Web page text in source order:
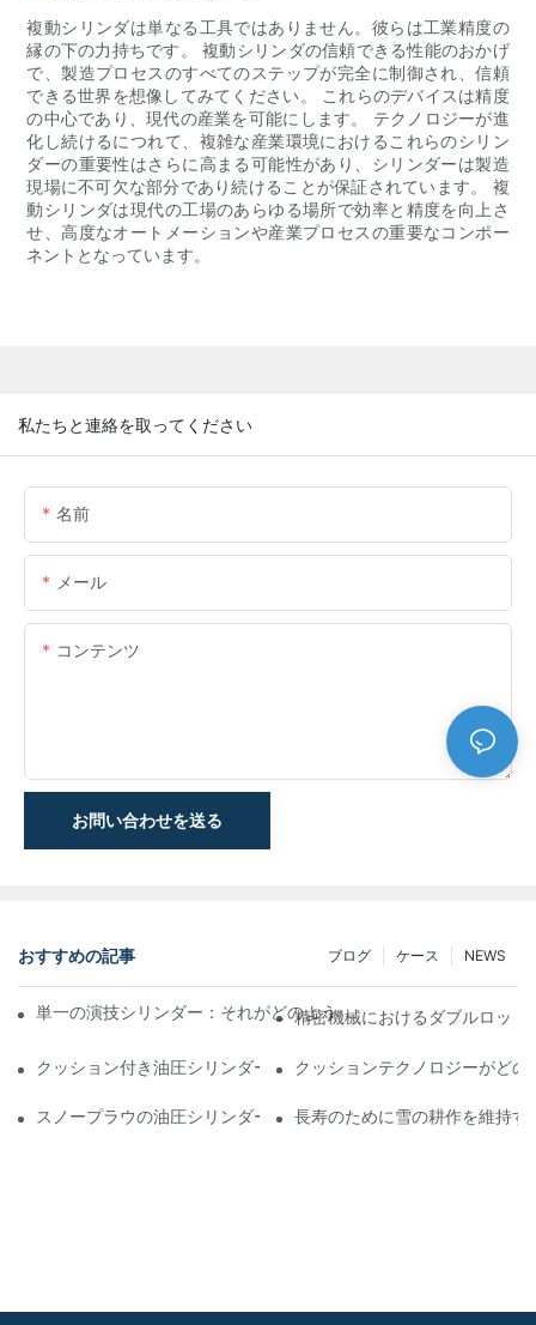
複動シリンダは単なる工具ではありません。彼らは工業精度の
縁の下の力持ちです。 複動シリンダの信頼できる性能のおかげ
で、製造プロセスのすべてのステップが完全に制御され、信頼
できる世界を想像してみてください。 これらのデバイスは精度
の中心であり、現代の産業を可能にします。 テクノロジーが進
化し続けるにつれて、複雑な産業環境におけるこれらのシリン
ダーの重要性はさらに高まる可能性があり、シリンダーは製造
現場に不可欠な部分であり続けることが保証されています。 複
動シリンダは現代の工場のあらゆる場所で効率と精度を向上さ
せ、高度なオートメーションや産業プロセスの重要なコンポー
ネントとなっています。
私たちと連絡を取ってください
名前
メール
コンテンツ
お問い合わせを送る
おすすめの記事 NEWS
ケース
ブログ
単一の演技シリンダー：それがどのように機能するか&一般的な
精密機械におけるダブルロッド
クッション付き油圧シリンダー：寿命を延ばす衝撃&の削減
クッションテクノロジーがど
スノープラウの油圧シリンダー：厳しい冬の状態の重要な機能
長寿のために雪の耕作を維持す